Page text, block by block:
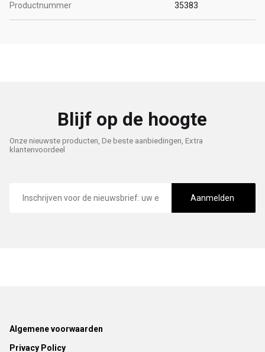
Productnummer 35383
Blijf op de hoogte
Onze nieuwste producten, De beste aanbiedingen, Extra
klantenvoordeel
mailadres
Aanmelden
Footer
Algemene voorwaarden
Privacy Policy